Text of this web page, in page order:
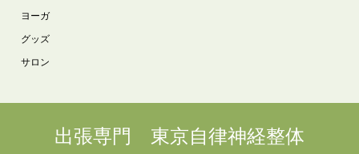
ヨーガ
グッズ
サロン
出張専門 東京自律神経整体